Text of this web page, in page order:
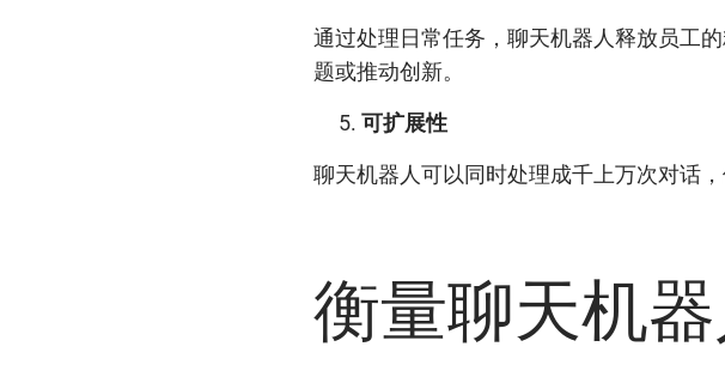
通过处理日常任务，聊天机器人释放员工
题或推动创新。
可扩展性
聊天机器人可以同时处理成千上万次对话
衡量聊天机